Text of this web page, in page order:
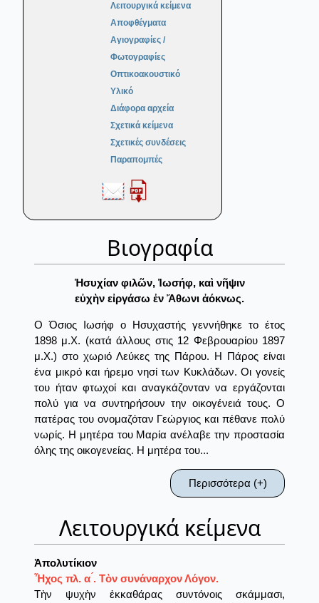
Λειτουργικά κείμενα
Αποφθέγματα
Αγιογραφίες /
Φωτογραφίες
Οπτικοακουστικό
Υλικό
Διάφορα αρχεία
Σχετικά κείμενα
Σχετικές συνδέσεις
Παραπομπές
Βιογραφία
Ἡσυχίαν φιλῶν, Ἰωσήφ, καὶ νῆψιν
εὐχὴν εἰργάσω ἐν Ἄθωνι ἀόκνως.
Ο Όσιος Ιωσήφ ο Ησυχαστής γεννήθηκε το έτος
1898 μ.Χ. (κατά άλλους στις 12 Φεβρουαρίου 1897
μ.Χ.) στο χωριό Λεύκες της Πάρου. Η Πάρος είναι
ένα μικρό και ήρεμο νησί των Κυκλάδων. Οι γονείς
του ήταν φτωχοί και αναγκάζονταν να εργάζονται
πολύ για να συντηρήσουν την οικογένειά τους. Ο
πατέρας του ονομαζόταν Γεώργιος και πέθανε πολύ
νωρίς. Η μητέρα του Μαρία ανέλαβε την προστασία
όλης της οικογενείας. Η μητέρα του...
Περισσότερα (+)
Λειτουργικά κείμενα
Ἀπολυτίκιον
Ἦχος πλ. α ́. Τὸν συνάναρχον Λόγον.
Τὴν ψυχὴν ἐκκαθάρας συντόνοις σκάμμασι,